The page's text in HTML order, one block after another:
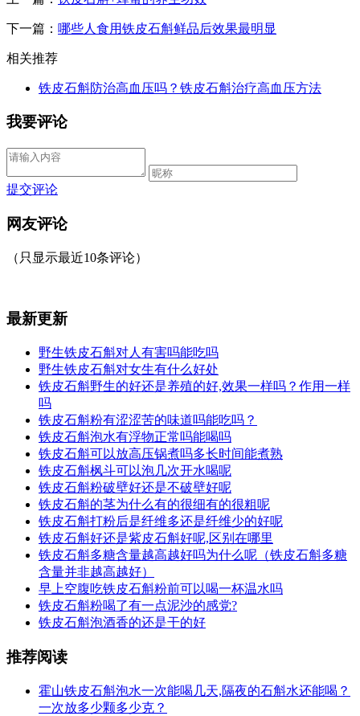
下一篇： 哪些人食用铁皮石斛鲜品后效果最明显
相关推荐
铁皮石斛防治高血压吗？铁皮石斛治疗高血压方法
我要评论
提交评论
网友评论
（只显示最近10条评论）
最新更新
野生铁皮石斛对人有害吗能吃吗
野生铁皮石斛对女生有什么好处
铁皮石斛野生的好还是养殖的好,效果一样吗？作用一样
吗
铁皮石斛粉有涩涩苦的味道吗能吃吗？
铁皮石斛泡水有浮物正常吗能喝吗
铁皮石斛可以放高压锅煮吗多长时间能煮熟
铁皮石斛枫斗可以泡几次开水喝呢
铁皮石斛粉破壁好还是不破壁好呢
铁皮石斛的茎为什么有的很细有的很粗呢
铁皮石斛打粉后是纤维多还是纤维少的好呢
铁皮石斛好还是紫皮石斛好呢,区别在哪里
铁皮石斛多糖含量越高越好吗为什么呢（铁皮石斛多糖
含量并非越高越好）
早上空腹吃铁皮石斛粉前可以喝一杯温水吗
铁皮石斛粉喝了有一点泥沙的感党?
铁皮石斛泡酒香的还是干的好
推荐阅读
霍山铁皮石斛泡水一次能喝几天,隔夜的石斛水还能喝？
一次放多少颗多少克？